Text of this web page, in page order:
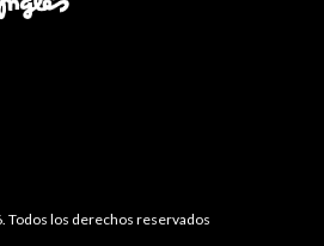
Todos los derechos reservados